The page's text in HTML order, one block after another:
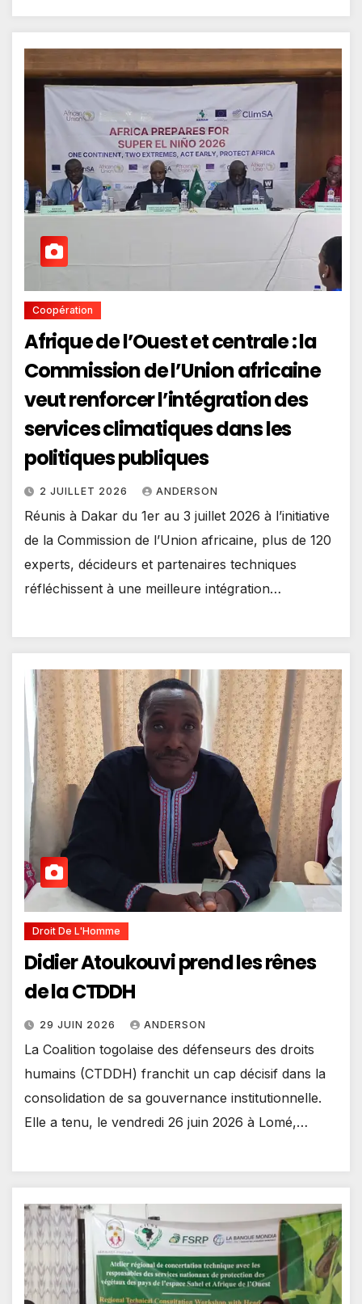
Coopération
Afrique de l’Ouest et centrale : la
Commission de l’Union africaine
veut renforcer l’intégration des
services climatiques dans les
politiques publiques
2 JUILLET 2026 ANDERSON
Réunis à Dakar du 1er au 3 juillet 2026 à l’initiative
de la Commission de l’Union africaine, plus de 120
experts, décideurs et partenaires techniques
réfléchissent à une meilleure intégration…
Droit De L'Homme
Didier Atoukouvi prend les rênes
de la CTDDH
29 JUIN 2026 ANDERSON
La Coalition togolaise des défenseurs des droits
humains (CTDDH) franchit un cap décisif dans la
consolidation de sa gouvernance institutionnelle.
Elle a tenu, le vendredi 26 juin 2026 à Lomé,…